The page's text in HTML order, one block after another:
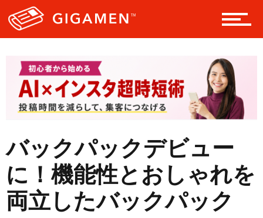
レジャー
ヘルス・健康
スタイル
バックパックデビュー
に！機能性とおしゃれを
両立したバックパック